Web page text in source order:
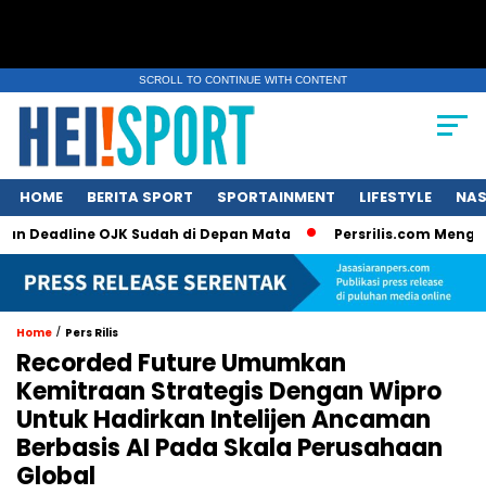
SCROLL TO CONTINUE WITH CONTENT
HOME BERITA SPORT SPORTAINMENT LIFESTYLE
OJK Sudah di Depan Mata Persrilis.com Mengucapkan
Home / Pers Rilis
Recorded Future Umumkan
Kemitraan Strategis Dengan Wipro
Untuk Hadirkan Intelijen Ancaman
Berbasis AI Pada Skala Perusahaan
Global